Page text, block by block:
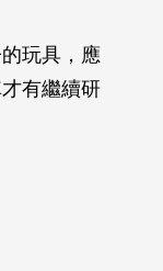
玩具，應
有繼續研